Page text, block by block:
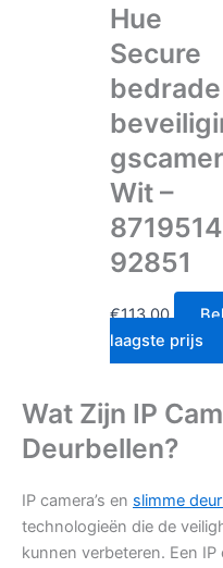
Hue
Secure
bedrade
Wit –
92851
€113.00
laagste prijs
Wat Zijn IP
Deurbellen?
IP camera’s en slimme
technologieën die de
kunnen verbeteren. Een